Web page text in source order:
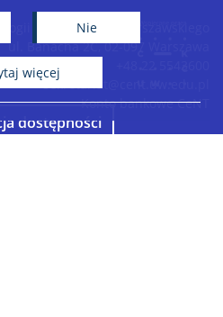
Nie
więcej
Uniwersytetu Warszawskiego
ul. Banacha 2C, 02-097 Warszawa
sekretariat@cent.uw.edu.pl
Konto bankowe CeNT
dostępności